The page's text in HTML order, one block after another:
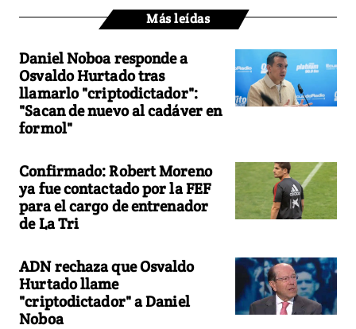
Más leídas
Daniel Noboa responde a
Osvaldo Hurtado tras
llamarlo "criptodictador":
"Sacan de nuevo al cadáver en
formol"
Confirmado: Robert Moreno
ya fue contactado por la FEF
para el cargo de entrenador
de La Tri
ADN rechaza que Osvaldo
Hurtado llame
"criptodictador" a Daniel
Noboa